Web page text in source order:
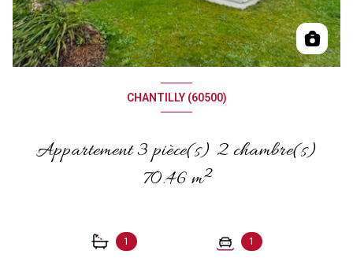
CHANTILLY (60500)
Appartement 3 pièce(s) 2 chambre(s)
70.46 m²
1 1